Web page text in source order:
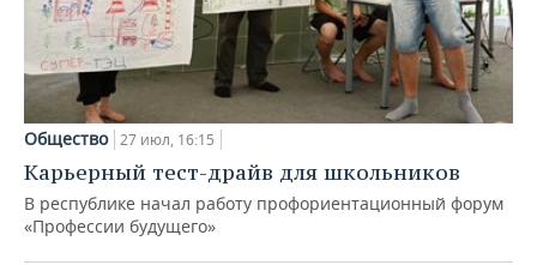
Общество 27 июл, 16:15
Карьерный тест-драйв для школьников
В республике начал работу профориентационный форум
«Профессии будущего»